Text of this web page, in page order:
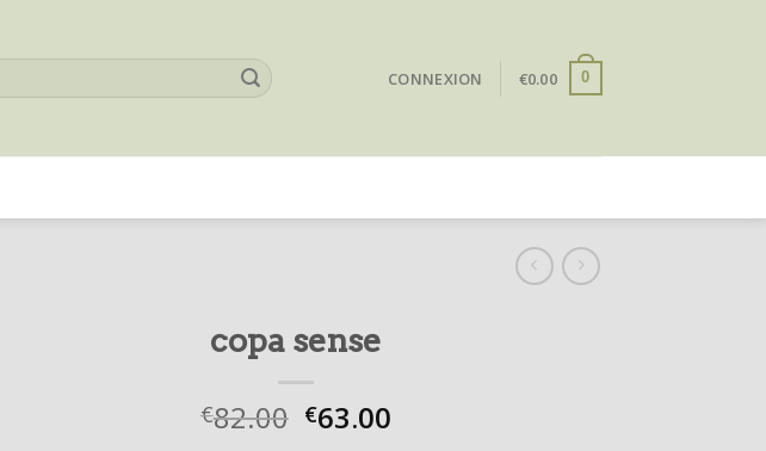
CONNEXION €0.00 0
copa sense
€82.00 €63.00